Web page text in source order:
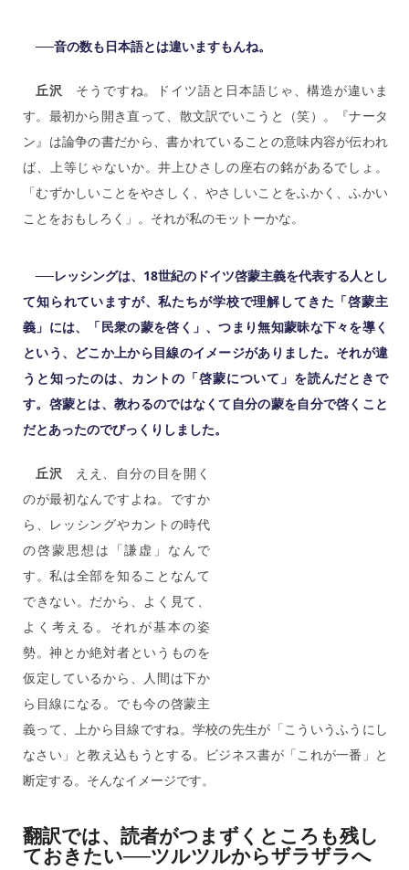
──音の数も日本語とは違いますもんね。
丘沢 そうですね。ドイツ語と日本語じゃ、構造が違いま
す。最初から開き直って、散文訳でいこうと（笑）。『ナータ
ン』は論争の書だから、書かれていることの意味内容が伝われ
ば、上等じゃないか。井上ひさしの座右の銘があるでしょ。
「むずかしいことをやさしく、やさしいことをふかく、ふかい
ことをおもしろく」。それが私のモットーかな。
──レッシングは、18世紀のドイツ啓蒙主義を代表する人とし
て知られていますが、私たちが学校で理解してきた「啓蒙主
義」には、「民衆の蒙を啓く」、つまり無知蒙昧な下々を導く
という、どこか上から目線のイメージがありました。それが違
うと知ったのは、カントの「啓蒙について」を読んだときで
す。啓蒙とは、教わるのではなくて自分の蒙を自分で啓くこと
だとあったのでびっくりしました。
丘沢 ええ、自分の目を開く
のが最初なんですよね。ですか
ら、レッシングやカントの時代
の啓蒙思想は「謙虚」なんで
す。私は全部を知ることなんて
できない。だから、よく見て、
よく考える。それが基本の姿
勢。神とか絶対者というものを
仮定しているから、人間は下か
ら目線になる。でも今の啓蒙主
義って、上から目線ですね。学校の先生が「こういうふうにし
なさい」と教え込もうとする。ビジネス書が「これが一番」と
断定する。そんなイメージです。
翻訳では、読者がつまずくところも残し
ておきたい──ツルツルからザラザラへ